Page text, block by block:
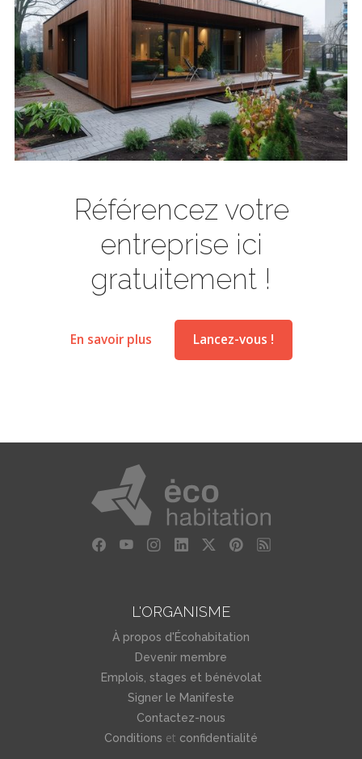
Référencez votre
entreprise ici
gratuitement !
En savoir plus Lancez-vous !
L'ORGANISME
À propos d'Écohabitation
Devenir membre
Emplois, stages et bénévolat
Signer le Manifeste
Contactez-nous
Conditions et confidentialité